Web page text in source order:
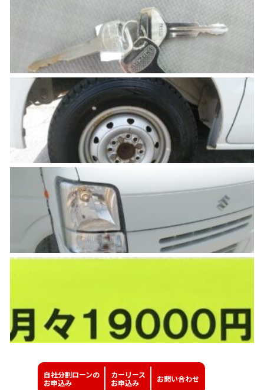
自社分割ローンの
お申込み
カーリース
お申込み
お問い合わせ